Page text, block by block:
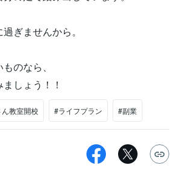
ぎませんから。
のなら、
しょう！！
教室開校 #ライフプラン #副業